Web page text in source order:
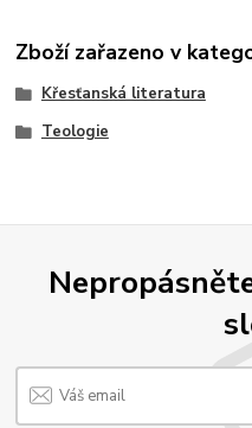
Zboží zařazeno v
Křesťanská literatura
Teologie